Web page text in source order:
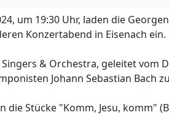
um 19:30 Uhr, laden die
Konzertabend in Eisenach ein.
Singers & Orchestra, geleitet vom
Johann Sebastian Bach
Stücke "Komm, Jesu, komm"